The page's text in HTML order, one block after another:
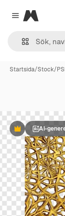
Close menu
Magnific
Startsida/Stock/
Premie AI-